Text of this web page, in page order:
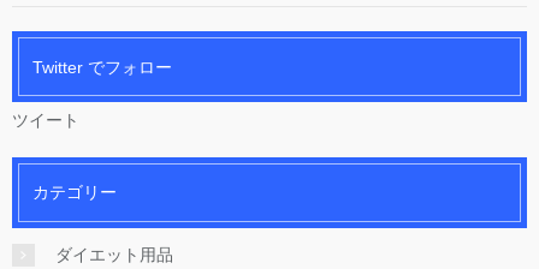
Twitter でフォロー
ツイート
カテゴリー
ダイエット用品